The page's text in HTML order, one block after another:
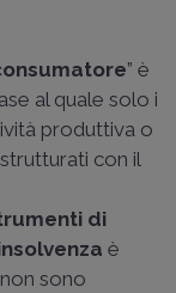
” è
al quale solo i
produttiva o
con il
di
è
sono